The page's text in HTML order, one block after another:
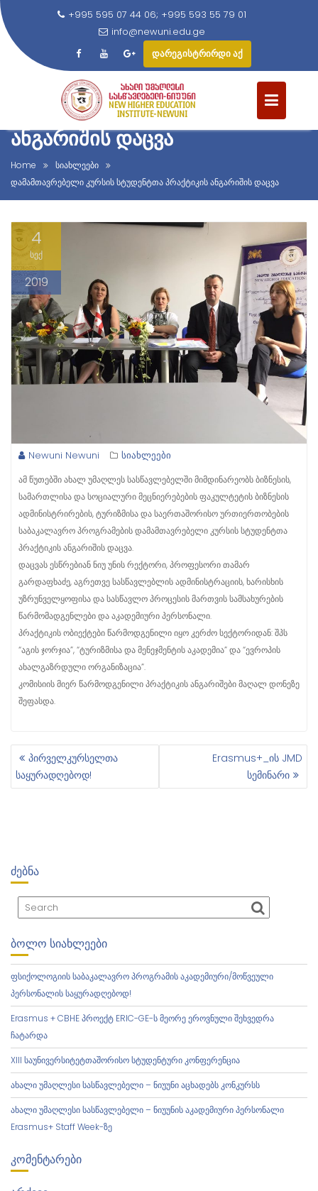
p
o
+995 595 07 44 06; +995 593 55 79 01
info@newuni.edu.ge
დარეგისტრირდი აქ
ᲓᲐᲛᲐᲛᲗᲐᲕᲠᲔᲑᲔᲚᲘ ᲙᲣᲠᲡᲘᲡ
ᲡᲢᲣᲓᲔᲜᲢᲗᲐ ᲞᲠᲐᲥᲢᲘᲙᲘᲡ
ᲐᲜᲒᲐᲠᲘᲨᲘᲡ ᲓᲐᲪᲕᲐ
Home
სიახლეები
დამამთავრებელი კურსის სტუდენტთა პრაქტიკის ანგარიშის დაცვა
4
სექ
2019
Newuni Newuni სიახლეები
ამ წუთებში ახალ უმაღლეს სასწავლებელში მიმდინარეობს ბიზნესის,
სამართლისა და სოციალური მეცნიერებების ფაკულტეტის ბიზნესის
ადმინისტრირების, ტურიზმისა და საერთაშორისო ურთიერთობების
საბაკალავრო პროგრამების დამამთავრებელი კურსის სტუდენტთა
პრაქტიკის ანგარიშის დაცვა.
დაცვას ესწრებიან ნიუ უნის რექტორი, პროფესორი თამარ
გარდაფხაძე, აგრეთვე სასწავლებლის ადმინისტრაციის, ხარისხის
უზრუნველყოფისა და სასწავლო პროცესის მართვის სამსახურების
წარმომადგენლები და აკადემიური პერსონალი.
პრაქტიკის ობიექტები წარმოდგენილი იყო კერძო სექტორიდან: შპს
“აგის ჯორჯია”, “ტურიზმისა და მენეჯმენტის აკადემია” და “ევროპის
ახალგაზრდული ორგანიზაცია”.
კომისიის მიერ წარმოდგენილი პრაქტიკის ანგარიშები მაღალ დონეზე
შეფასდა.
Პ
Ო
Ნ
Ა
Გ
Ა
Ც
Ი
Ა
პირველკურსელთა
საყურადღებოდ!
Erasmus+_ის JMD
სემინარი
ᲫᲔᲑᲜᲐ
ᲑᲝᲚᲝ ᲡᲘᲐᲮᲚᲔᲔᲑᲘ
ფსიქოლოგიის საბაკალავრო პროგრამის აკადემიური/მოწვეული
პერსონალის საყურადღებოდ!
Erasmus + CBHE პროექტ ERIC-GE-ს მეორე ეროვნული შეხვედრა
ჩატარდა
XIII საუნივერსიტეტთაშორისო სტუდენტური კონფერენცია
ახალი უმაღლესი სასწავლებელი – ნიუუნი აცხადებს კონკურსს
ახალი უმაღლესი სასწავლებელი – ნიუუნის აკადემიური პერსონალი
Erasmus+ Staff Week-ზე
ᲙᲝᲛᲔᲜᲢᲐᲠᲔᲑᲘ